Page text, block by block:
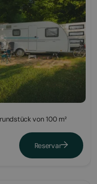
von 100 m²
Reservar